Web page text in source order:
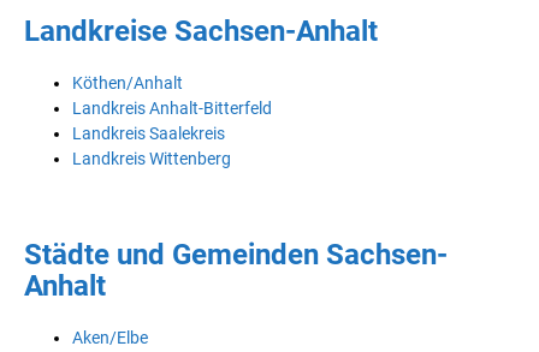
Landkreise Sachsen-Anhalt
Köthen/Anhalt
Landkreis Anhalt-Bitterfeld
Landkreis Saalekreis
Landkreis Wittenberg
Städte und Gemeinden Sachsen-
Anhalt
Aken/Elbe